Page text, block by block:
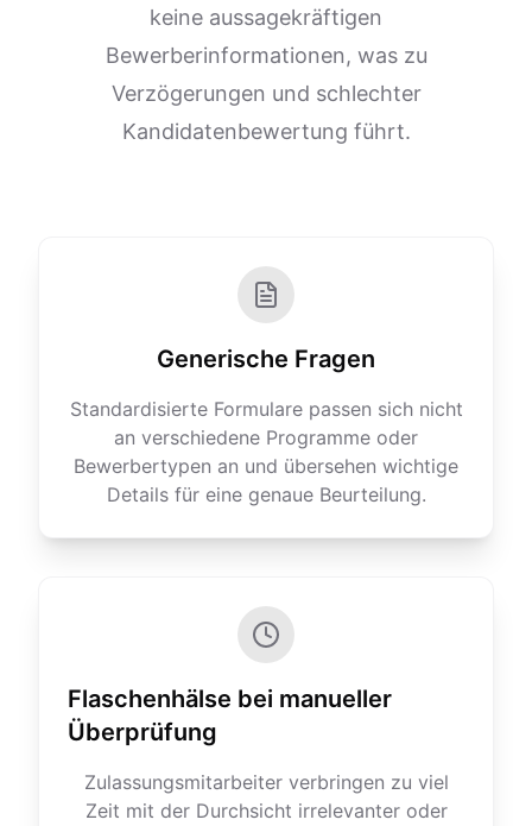
keine aussagekräftigen
Bewerberinformationen, was zu
Verzögerungen und schlechter
Kandidatenbewertung führt.
Generische Fragen
Standardisierte Formulare passen sich nicht
an verschiedene Programme oder
Bewerbertypen an und übersehen wichtige
Details für eine genaue Beurteilung.
Flaschenhälse bei manueller
Überprüfung
Zulassungsmitarbeiter verbringen zu viel
Zeit mit der Durchsicht irrelevanter oder